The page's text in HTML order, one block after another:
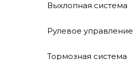
Выхлопная система
Рулевое управление
Тормозная система